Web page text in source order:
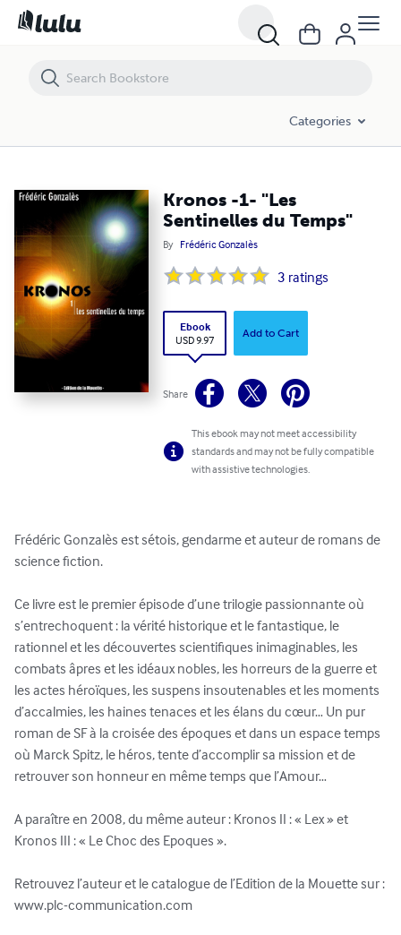
Categories
Kronos -1- "Les
Sentinelles du Temps"
By Frédéric Gonzalès
3 ratings
Ebook
USD 9.97
Add to Cart
Share
This ebook may not meet accessibility
standards and may not be fully compatible
with assistive technologies.
Frédéric Gonzalès est sétois, gendarme et auteur de romans de
science fiction.
Ce livre est le premier épisode d’une trilogie passionnante où
s’entrechoquent : la vérité historique et le fantastique, le
rationnel et les découvertes scientifiques inimaginables, les
combats âpres et les idéaux nobles, les horreurs de la guerre et
les actes héroïques, les suspens insoutenables et les moments
d’accalmies, les haines tenaces et les élans du cœur… Un pur
roman de SF à la croisée des époques et dans un espace temps
où Marck Spitz, le héros, tente d’accomplir sa mission et de
retrouver son honneur en même temps que l’Amour…
A paraître en 2008, du même auteur : Kronos II : « Lex » et
Kronos III : « Le Choc des Epoques ».
Retrouvez l’auteur et le catalogue de l’Edition de la Mouette sur :
www.plc-communication.com
Kronos -1- "Les Sentinelles du Temps"